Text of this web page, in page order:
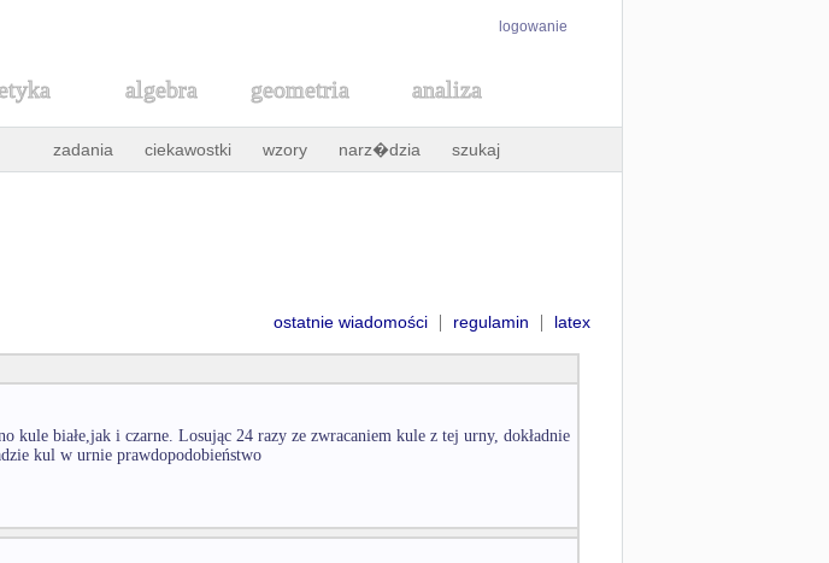
logowanie
algebra geometria analiza
zadania ciekawostki wzory narz�dzia szukaj
ostatnie wiadomości | regulamin | latex
kule białe,jak i czarne. Losując 24 razy ze zwracaniem kule z tej urny, dokładnie
kul w urnie prawdopodobieństwo